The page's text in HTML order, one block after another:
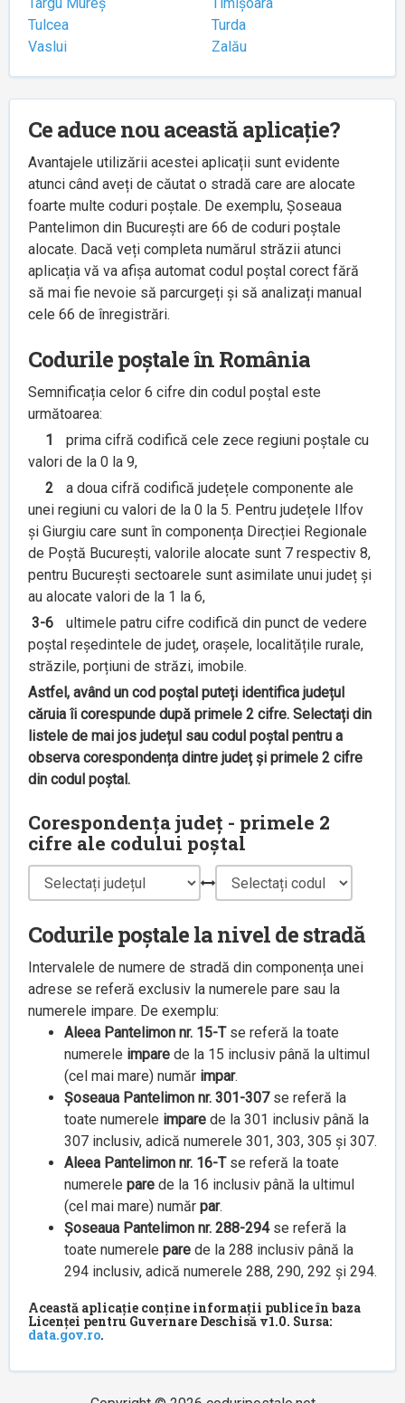
Tulcea
Turda
Vaslui
Zalău
Ce aduce nou această aplicație?
Avantajele utilizării acestei aplicații sunt evidente
atunci când aveți de căutat o stradă care are alocate
foarte multe coduri poștale. De exemplu, Șoseaua
Pantelimon din București are 66 de coduri poștale
alocate. Dacă veți completa numărul străzii atunci
aplicația vă va afișa automat codul poștal corect fără
să mai fie nevoie să parcurgeți și să analizați manual
cele 66 de înregistrări.
Codurile poștale în România
Semnificația celor 6 cifre din codul poștal este
următoarea:
1
prima cifră codifică cele zece regiuni poștale cu
valori de la 0 la 9,
2
a doua cifră codifică județele componente ale
unei regiuni cu valori de la 0 la 5. Pentru județele Ilfov
și Giurgiu care sunt în componența Direcției Regionale
de Poștă București, valorile alocate sunt 7 respectiv 8,
pentru București sectoarele sunt asimilate unui județ și
au alocate valori de la 1 la 6,
3-6
ultimele patru cifre codifică din punct de vedere
poștal reședintele de județ, orașele, localitățile rurale,
străzile, porțiuni de străzi, imobile.
Astfel, având un cod poștal puteți identifica județul
căruia îi corespunde după primele 2 cifre. Selectați din
listele de mai jos județul sau codul poștal pentru a
observa corespondența dintre județ și primele 2 cifre
din codul poștal.
Corespondența județ - primele 2
cifre ale codului poștal
Codurile poștale la nivel de stradă
Intervalele de numere de stradă din componența unei
adrese se referă exclusiv la numerele pare sau la
numerele impare. De exemplu:
Aleea Pantelimon nr. 15-Tse referă la toate
numerele impare de la 15 inclusiv până la ultimul
(cel mai mare) număr impar.
Șoseaua Pantelimon nr. 301-307se referă la
toate numerele impare de la 301 inclusiv până la
307 inclusiv, adică numerele 301, 303, 305 și 307.
Aleea Pantelimon nr. 16-Tse referă la toate
numerele pare de la 16 inclusiv până la ultimul
(cel mai mare) număr par.
Șoseaua Pantelimon nr. 288-294se referă la
toate numerele pare de la 288 inclusiv până la
294 inclusiv, adică numerele 288, 290, 292 și 294.
Această aplicație conține informații publice în baza
Licenței pentru Guvernare Deschisă v1.0. Sursa:
data.gov.ro.